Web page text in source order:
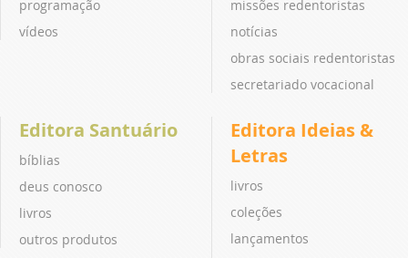
programação
vídeos
missões redentoristas
notícias
obras sociais redentoristas
secretariado vocacional
Editora Santuário
bíblias
deus conosco
livros
outros produtos
Editora Ideias &
Letras
livros
coleções
lançamentos